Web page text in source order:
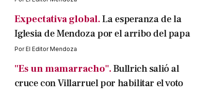
Expectativa global.La esperanza de la
Iglesia de Mendoza por el arribo del papa
PorEl Editor Mendoza
"Es un mamarracho".Bullrich salió al
cruce con Villarruel por habilitar el voto